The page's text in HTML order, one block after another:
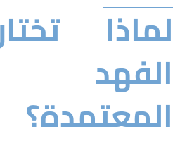
لماذا
الفهد
المعتمدة؟